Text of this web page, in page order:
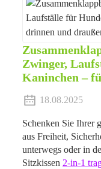
Zwinger,
Kaninchen –
18.08.2025
Schenken Sie Ihrer
aus Freiheit,
unterwegs oder in
Sitzkissen 2-in-1